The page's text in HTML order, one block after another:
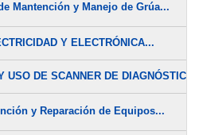
Mantención y Manejo de Grúa...
Y ELECTRÓNICA...
USO DE SCANNER DE
y Reparación de Equipos...